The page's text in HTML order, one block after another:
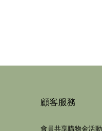
顧客服務
會員共享購物金活動